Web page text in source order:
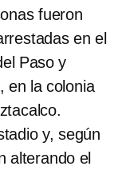
fueron
en el
Paso y
en la colonia
y, según
alterando el